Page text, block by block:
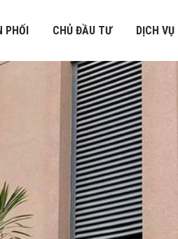
PHỐI CHỦ ĐẦU TƯ DỊCH VỤ